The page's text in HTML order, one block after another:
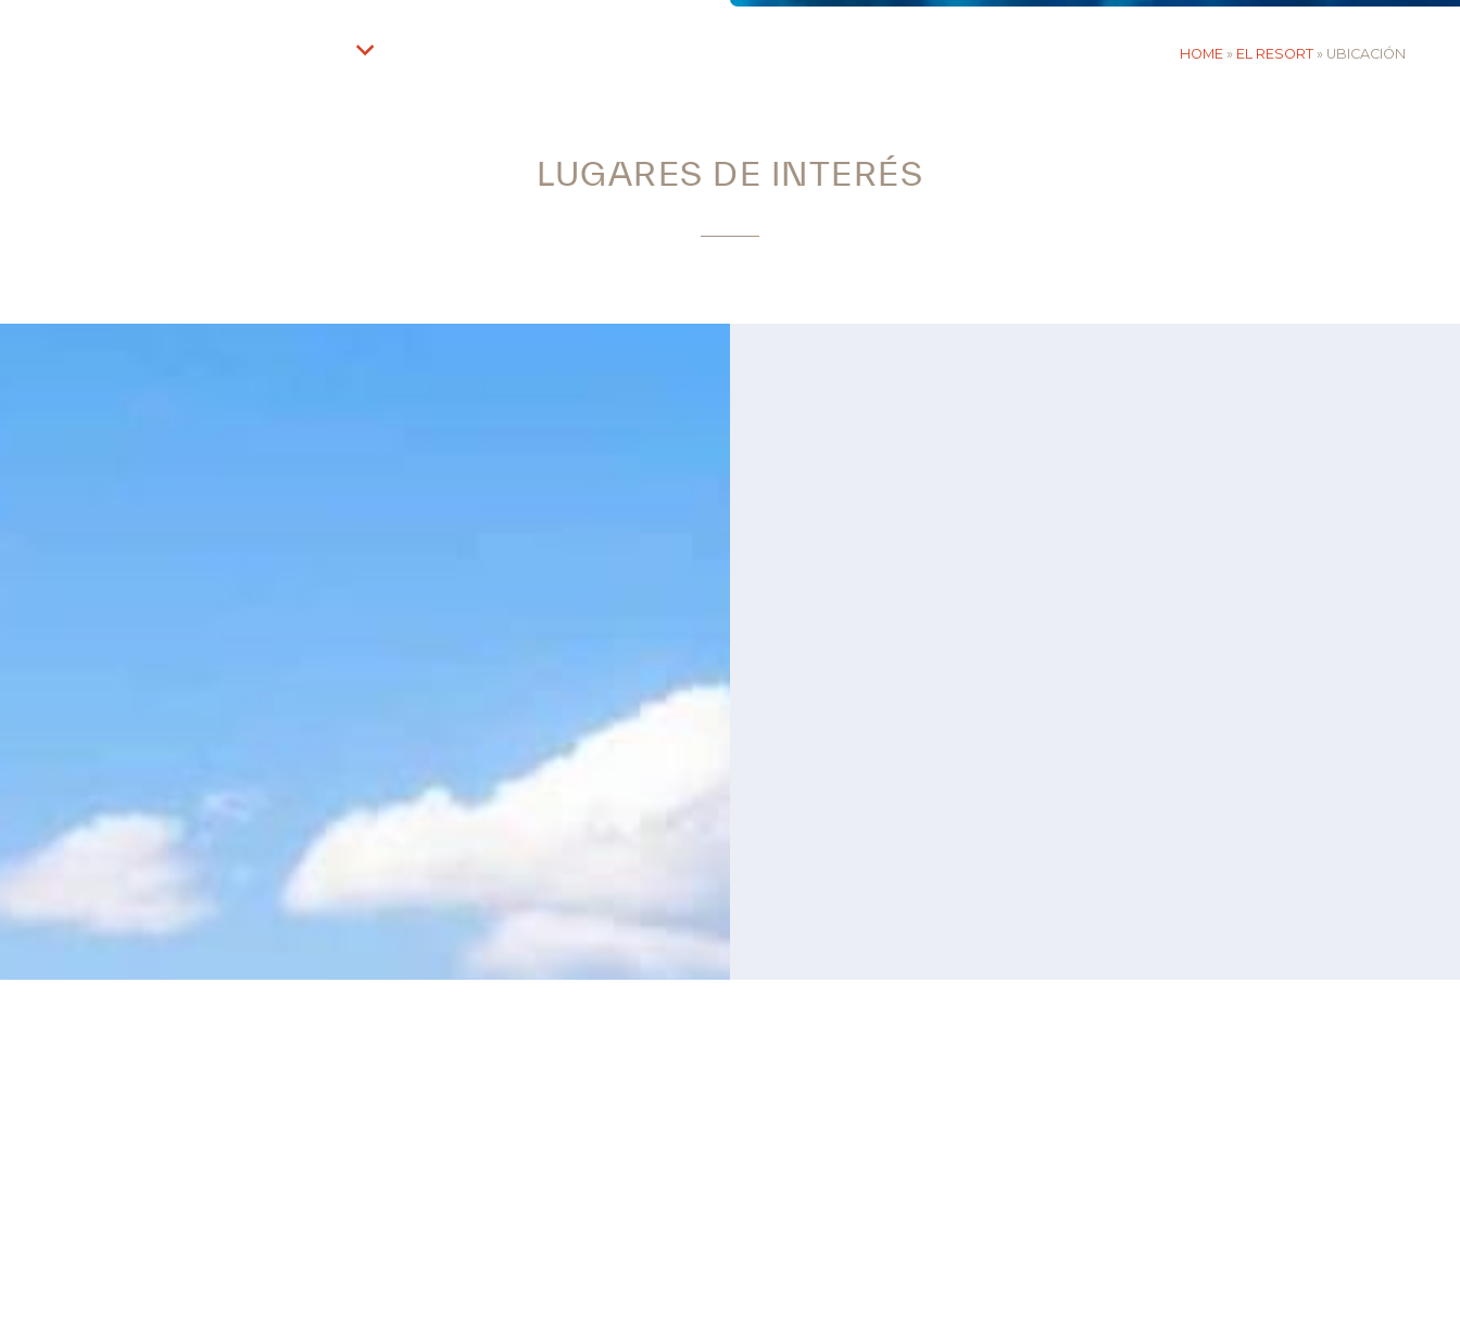
HOME » EL RESORT » UBICACIÓN
LUGARES DE INTERÉS